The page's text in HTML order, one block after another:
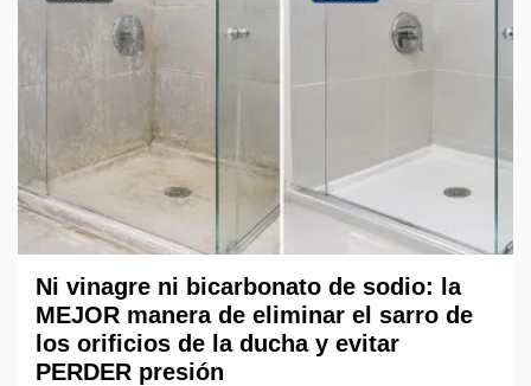
Ni vinagre ni bicarbonato de sodio: la
MEJOR manera de eliminar el sarro de
los orificios de la ducha y evitar
PERDER presión